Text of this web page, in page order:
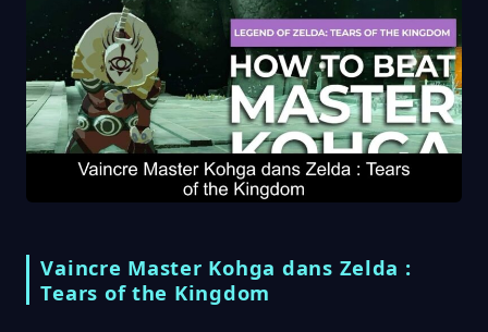
Vaincre Master Kohga dans Zelda :
Tears of the Kingdom